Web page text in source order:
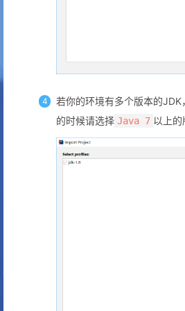
若你的环境有多个版本的JDK
的时候请选择 Java 7 以上的